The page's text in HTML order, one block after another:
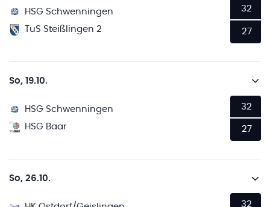
HSG Schwenningen
TuS Steißlingen 2
32
27
So, 19.10.
HSG Schwenningen
HSG Baar
32
27
So, 26.10.
32